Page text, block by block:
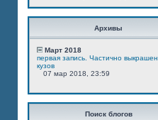
Архивы
Март 2018
первая запись. Частично выкрашен
кузов
07 мар 2018, 23:59
Поиск блогов